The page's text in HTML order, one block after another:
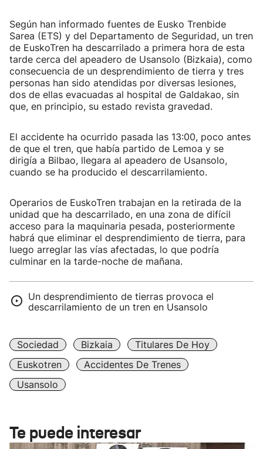
Según han informado fuentes de Eusko Trenbide
Sarea (ETS) y del Departamento de Seguridad, un tren
de EuskoTren ha descarrilado a primera hora de esta
tarde cerca del apeadero de Usansolo (Bizkaia), como
consecuencia de un desprendimiento de tierra y tres
personas han sido atendidas por diversas lesiones,
dos de ellas evacuadas al hospital de Galdakao, sin
que, en principio, su estado revista gravedad.
El accidente ha ocurrido pasada las 13:00, poco antes
de que el tren, que había partido de Lemoa y se
dirigía a Bilbao, llegara al apeadero de Usansolo,
cuando se ha producido el descarrilamiento.
Operarios de EuskoTren trabajan en la retirada de la
unidad que ha descarrilado, en una zona de difícil
acceso para la maquinaria pesada, posteriormente
habrá que eliminar el desprendimiento de tierra, para
luego arreglar las vías afectadas, lo que podría
culminar en la tarde-noche de mañana.
Un desprendimiento de tierras provoca el
descarrilamiento de un tren en Usansolo
Sociedad Bizkaia
Titulares De Hoy
Euskotren
Accidentes De Trenes
Usansolo
Te puede interesar